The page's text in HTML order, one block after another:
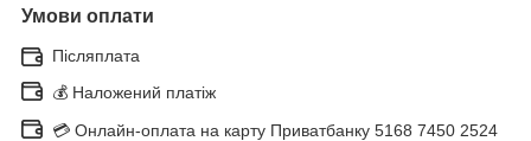
Умови оплати
Післяплата
💰 Наложений платіж
💳 Онлайн-оплата на карту Приватбанку 5168 7450 2524